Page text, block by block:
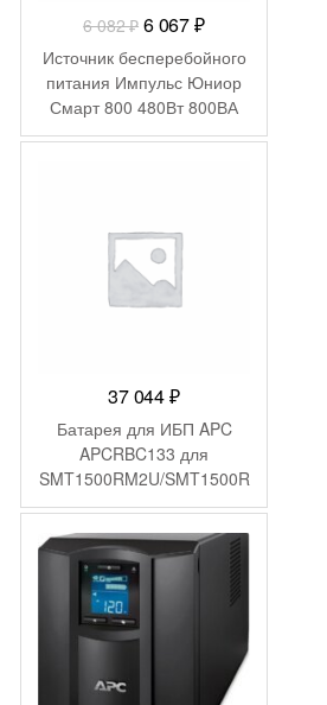
6 082₽ Первоначальная
цена
составляла
6
082 ₽.
6 067₽Текущая
цена:
6
067 ₽.
Источник бесперебойного
питания Импульс Юниор
Смарт 800 480Вт 800ВА
черный
37 044₽
Батарея для ИБП APC
APCRBC133 для
SMT1500RM2U/SMT1500R
M2UTW/SMT1500RMI2U/S
MT1500RMUS